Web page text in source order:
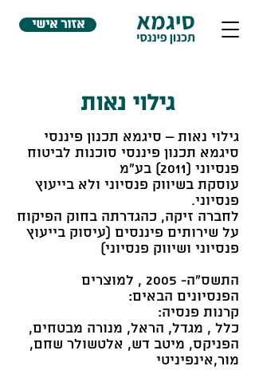
אזור אישי
גילוי נאות
גילוי נאות – סיגמא תכנון פיננסי
סיגמא תכנון פיננסי סוכנות לביטוח
פנסיוני (2011) בע"מ
עוסקת בשיווק פנסיוני ולא בייעוץ
פנסיוני.
לחברה זיקה, כהגדרתה בחוק הפיקוח
על שירותים פיננסים (עיסוק בייעוץ
פנסיוני ושיווק פנסיוני)
התשס"ה- 2005 , למוצרים
הפנסיונים הבאים:
קרנות פנסיה:
כלל , מגדל, הראל, מנורה מבטחים,
הפניקס, מיטב דש, אלטשולר שחם,
מור,אינפיניטי